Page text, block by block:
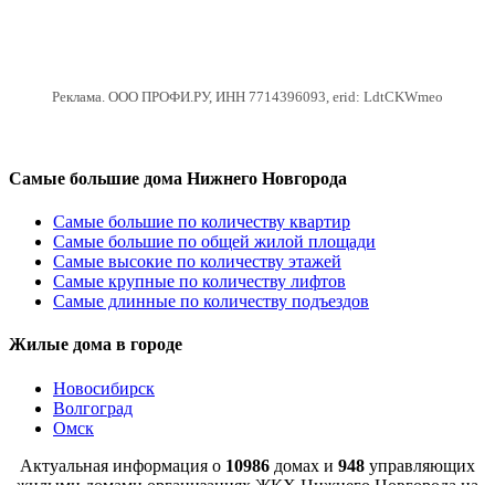
Реклама. ООО ПРОФИ.РУ, ИНН 7714396093, erid: LdtCKWmeo
Самые большие дома Нижнего Новгорода
Самые большие по количеству квартир
Самые большие по общей жилой площади
Самые высокие по количеству этажей
Самые крупные по количеству лифтов
Самые длинные по количеству подъездов
Жилые дома в городе
Новосибирск
Волгоград
Омск
Актуальная информация о 10986 домах и 948 управляющих